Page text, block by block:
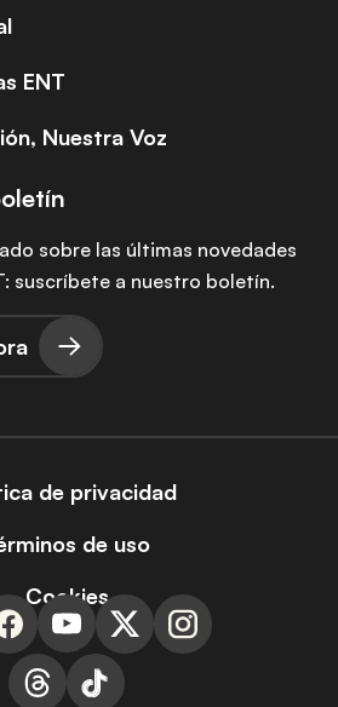
ENT
Nuestra Voz
sobre las últimas novedades
suscríbete a nuestro boletín.
de privacidad
de uso
Cookies